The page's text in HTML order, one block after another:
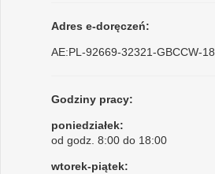
Adres e-doręczeń:
AE:PL-92669-32321-GBCCW-18
Godziny pracy:
poniedziałek:
od godz. 8:00 do 18:00
wtorek-piątek: